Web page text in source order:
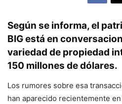
Según se informa, el
BIG está en
variedad de propiedad
150 millones de dólares.
Los rumores sobre esa
han aparecido recientemente